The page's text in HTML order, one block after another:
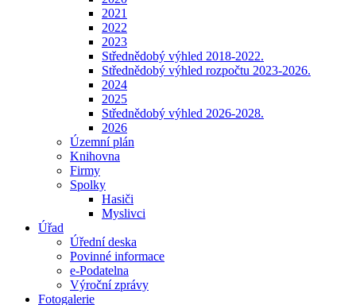
2021
2022
2023
Střednědobý výhled 2018-2022.
Střednědobý výhled rozpočtu 2023-2026.
2024
2025
Střednědobý výhled 2026-2028.
2026
Územní plán
Knihovna
Firmy
Spolky
Hasiči
Myslivci
Úřad
Úřední deska
Povinné informace
e-Podatelna
Výroční zprávy
Fotogalerie